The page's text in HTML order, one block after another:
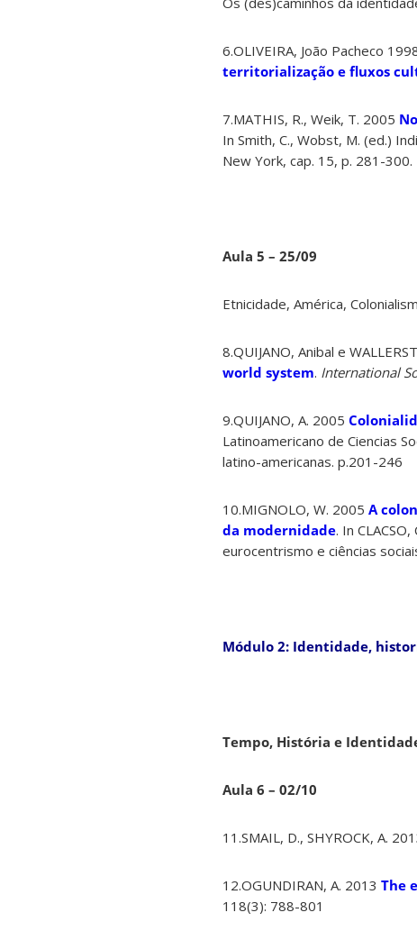
6.OLIVEIRA, João Pacheco
territorialização e fluxos
7.MATHIS, R., Weik, T. 2005
In Smith, C., Wobst, M. (ed.)
New York, cap. 15, p. 281-300.
Aula 5 – 25/09
Etnicidade, América,
8.QUIJANO, Anibal e
world system. International
9.QUIJANO, A. 2005
Latinoamericano de Ciencias
latino-americanas. p.201-246
10.MIGNOLO, W. 2005 A
da modernidade. In
eurocentrismo e ciências
Módulo 2: Identidade,
Tempo, História e
Aula 6 – 02/10
11.SMAIL, D., SHYROCK, A.
12.OGUNDIRAN, A. 2013 The
118(3): 788-801